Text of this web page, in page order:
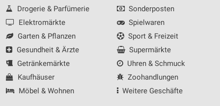
Drogerie & Parfümerie
Elektromärkte
Garten & Pflanzen
Gesundheit & Ärzte
Getränkemärkte
Kaufhäuser
Möbel & Wohnen
Sonderposten
Spielwaren
Sport & Freizeit
Supermärkte
Uhren & Schmuck
Zoohandlungen
Weitere Geschäfte